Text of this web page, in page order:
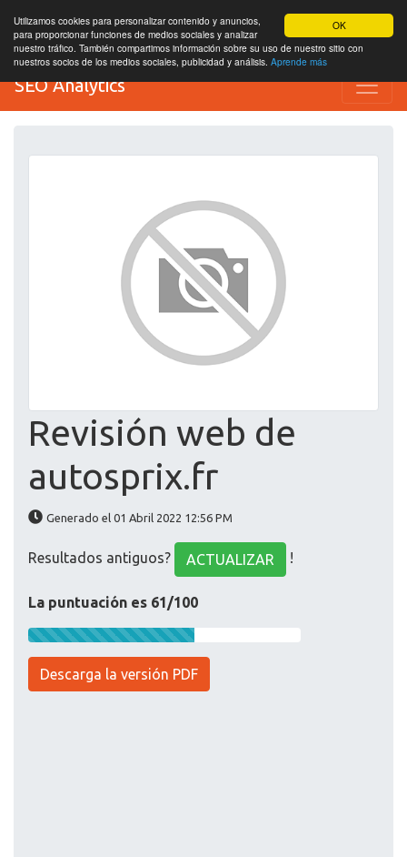
OK
Utilizamos cookies para personalizar contenido y anuncios,
para proporcionar funciones de medios sociales y analizar
nuestro tráfico. También compartimos información sobre su uso de nuestro sitio con
nuestros socios de los medios sociales, publicidad y análisis. Aprende más
SEO Analytics
Revisión web de
autosprix.fr
Generado el 01 Abril 2022 12:56 PM
Resultados antiguos? ACTUALIZAR !
La puntuación es 61/100
Descarga la versión PDF